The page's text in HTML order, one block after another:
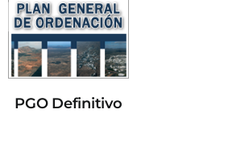
PGO Definitivo